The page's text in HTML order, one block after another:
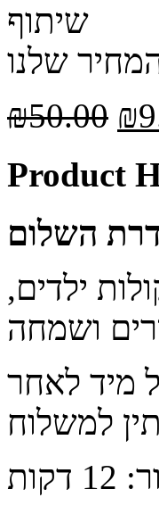
שיתוף
שלנו
₪50.00 ₪
Product
השלום
ילדים,
ושמחה
מיד לאחר